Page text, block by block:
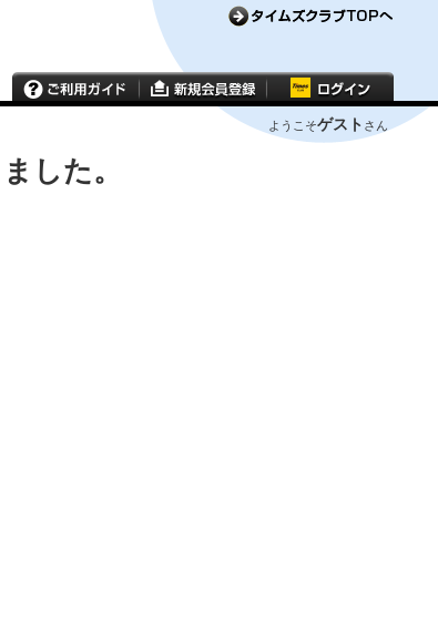
ようこそゲスト さん
した。